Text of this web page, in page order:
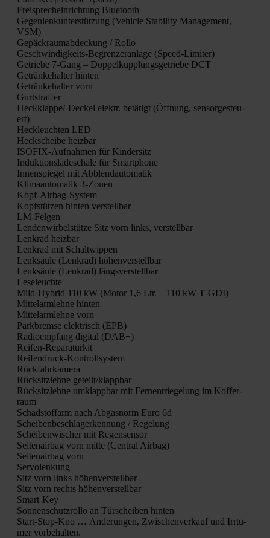
Frei­sprech­ein­rich­tung Blue­tooth
Gegen­lenk­un­ter­stüt­zung (Vehic­le Sta­bi­li­ty Manage­ment,
VSM)
Gepäck­raum­ab­de­ckung / Rol­lo
Geschwin­dig­keits-Begren­zer­an­la­ge (Speed-Limi­ter)
Getrie­be 7‑Gang – Dop­pel­kupp­lungs­ge­trie­be DCT
Geträn­ke­hal­ter hin­ten
Geträn­ke­hal­ter vorn
Gurt­straf­fer
Heck­klap­pe/-Deckel elektr. betä­tigt (Öff­nung, sen­sor­ge­steu­
ert)
Heck­leuch­ten LED
Heck­schei­be heiz­bar
ISO­FIX-Auf­nah­men für Kin­der­sitz
Induk­ti­ons­la­de­scha­le für Smart­phone
Innen­spie­gel mit Abblend­au­to­ma­tik
Kli­ma­au­to­ma­tik 3‑Zonen
Kopf-Air­bag-Sys­tem
Kopf­stüt­zen hin­ten ver­stell­bar
LM-Fel­gen
Len­den­wir­bel­stüt­ze Sitz vorn links, ver­stell­bar
Lenk­rad heiz­bar
Lenk­rad mit Schalt­wip­pen
Lenk­säu­le (Lenk­rad) höhen­ver­stell­bar
Lenk­säu­le (Lenk­rad) längs­ver­stell­bar
Lese­leuch­te
Mild-Hybrid 110 kW (Motor 1,6 Ltr. – 110 kW T‑GDI)
Mit­tel­arm­leh­ne hin­ten
Mit­tel­arm­leh­ne vorn
Park­brem­se elek­trisch (EPB)
Radio­emp­fang digi­tal (DAB+)
Rei­fen-Repa­ra­tur­kit
Rei­fen­druck-Kon­troll­sys­tem
Rück­fahr­ka­me­ra
Rück­sitz­leh­ne geteilt/klappbar
Rück­sitz­leh­ne umklapp­bar mit Fer­n­ent­rie­ge­lung im Kof­fer­
raum
Schad­stoff­arm nach Abgas­norm Euro 6d
Schei­ben­be­schla­ger­ken­nung / Rege­lung
Schei­ben­wi­scher mit Regen­sen­sor
Sei­ten­air­bag vorn mit­te (Cen­tral Air­bag)
Sei­ten­air­bag vorn
Ser­vo­len­kung
Sitz vorn links höhen­ver­stell­bar
Sitz vorn rechts höhen­ver­stell­bar
Smart-Key
Son­nen­schutz­rol­lo an Tür­schei­ben hin­ten
Start-Stop-Kno … Ände­run­gen, Zwi­schen­ver­kauf und Irr­tü­
mer vor­be­hal­ten.